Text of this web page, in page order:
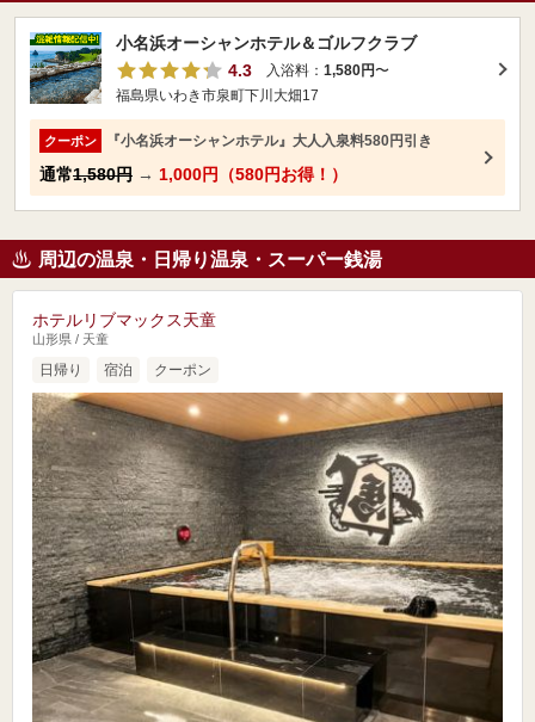
小名浜オーシャンホテル＆ゴルフクラブ
4.3
入浴料： 1,580円〜
福島県いわき市泉町下川大畑17
クーポン 『小名浜オーシャンホテル』大人入泉料580円引き
通常1,580円 → 1,000円（580円お得！）
周辺の温泉・日帰り温泉・スーパー銭湯
ホテルリブマックス天童
山形県 / 天童
日帰り 宿泊 クーポン